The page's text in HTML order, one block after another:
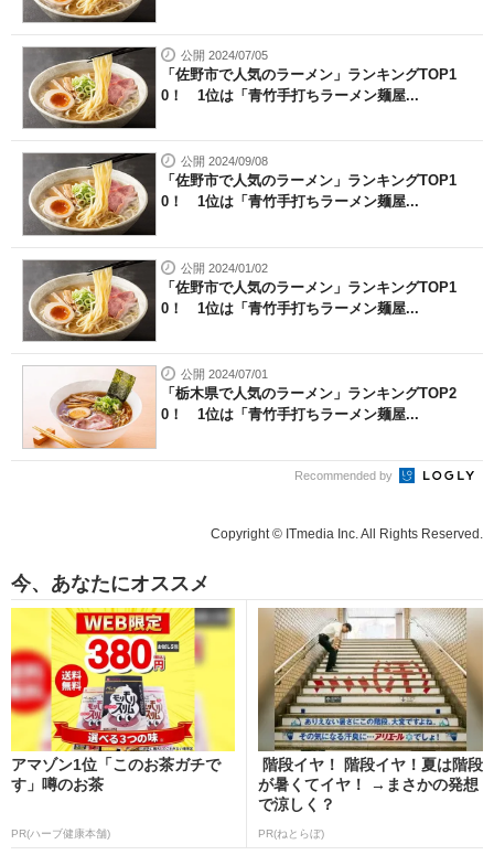
公開 2024/07/05
「佐野市で人気のラーメン」ランキングTOP1
0！ 1位は「青竹手打ちラーメン麺屋...
公開 2024/09/08
「佐野市で人気のラーメン」ランキングTOP1
0！ 1位は「青竹手打ちラーメン麺屋...
公開 2024/01/02
「佐野市で人気のラーメン」ランキングTOP1
0！ 1位は「青竹手打ちラーメン麺屋...
公開 2024/07/01
「栃木県で人気のラーメン」ランキングTOP2
0！ 1位は「青竹手打ちラーメン麺屋...
Recommended by
Copyright © ITmedia Inc. All Rights Reserved.
今、あなたにオススメ
アマゾン1位「このお茶ガチで
す」噂のお茶
PR(ハーブ健康本舗)
階段イヤ！ 階段イヤ！夏は階段
が暑くてイヤ！ →まさかの発想
で涼しく？
PR(ねとらぼ)